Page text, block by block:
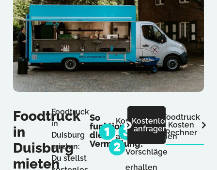
Foodtruck
in
Duisburg
mieten
Foodtruck
in
Duisburg
mieten:
Du stellst
So
funktioniert
die
Vermittlung:
Kostenlos
anfragen
2-
3
Vorschläge
erhalten
Direkt
abstimmen
Kostenlos
anfragen
Foodtruck
Kosten
Rechner